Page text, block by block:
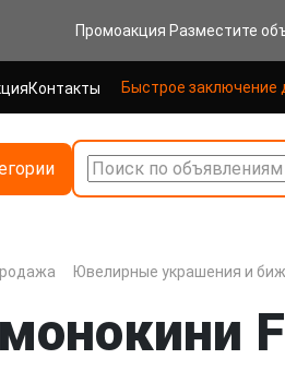
Промоакция Разместите
Контакты Быстрое заключение
Поиск по объявлениям
Ювелирные украшения и